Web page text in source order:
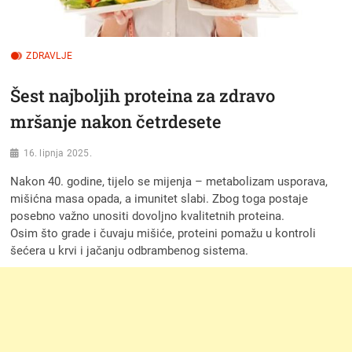
ZDRAVLJE
Šest najboljih proteina za zdravo
mršanje nakon četrdesete
16. lipnja 2025.
Nakon 40. godine, tijelo se mijenja – metabolizam usporava,
mišićna masa opada, a imunitet slabi. Zbog toga postaje
posebno važno unositi dovoljno kvalitetnih proteina.
Osim što grade i čuvaju mišiće, proteini pomažu u kontroli
šećera u krvi i jačanju odbrambenog sistema.